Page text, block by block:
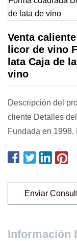
Venta
licor de vino
lata Caja de
vino
Descripción del
cliente Detalles
Fundada en 1998,
Enviar
Información